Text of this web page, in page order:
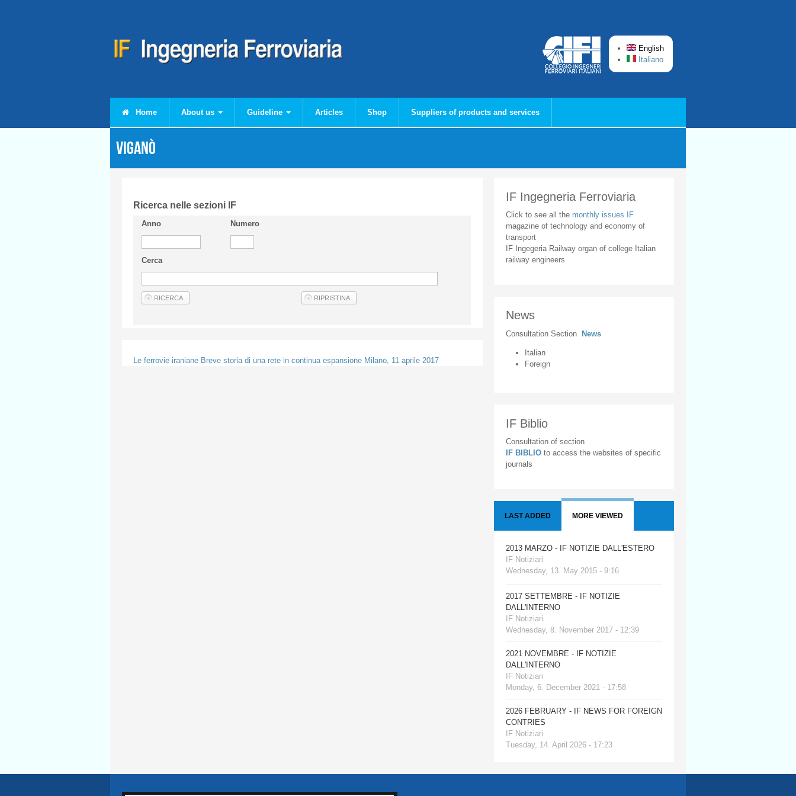
English
Italiano
Home About us Guideline Articles Shop Suppliers of products and services
VIGANÒ
Ricerca nelle sezioni IF
Anno Numero
Cerca
Le ferrovie iraniane Breve storia di una rete in continua espansione Milano, 11 aprile 2017
IF Ingegneria Ferroviaria
Click to see all the monthly issues IF
magazine of technology and economy of
transport
IF Ingegeria Railway organ of college Italian
railway engineers
News
Consultation Section News
Italian
Foreign
IF Biblio
Consultation of section
IF BIBLIO to access the websites of specific
journals
LAST ADDED MORE VIEWED
2013 MARZO - IF NOTIZIE DALL'ESTERO
IF Notiziari
Wednesday, 13. May 2015 - 9:16
2017 SETTEMBRE - IF NOTIZIE
DALL'INTERNO
IF Notiziari
Wednesday, 8. November 2017 - 12:39
2021 NOVEMBRE - IF NOTIZIE
DALL'INTERNO
IF Notiziari
Monday, 6. December 2021 - 17:58
2026 FEBRUARY - IF NEWS FOR FOREIGN
CONTRIES
IF Notiziari
Tuesday, 14. April 2026 - 17:23